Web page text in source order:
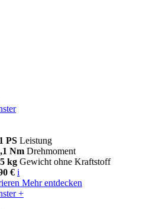
PS Leistung
Nm Drehmoment
kg Gewicht ohne Kraftstoff
€ i
Mehr entdecken
+